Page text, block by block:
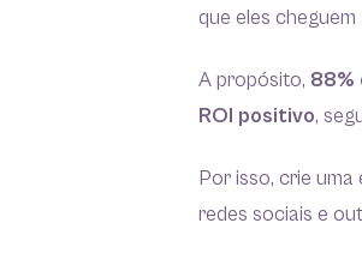
que eles
A propósito, 88%
ROI positivo,
Por isso, crie
redes sociais e